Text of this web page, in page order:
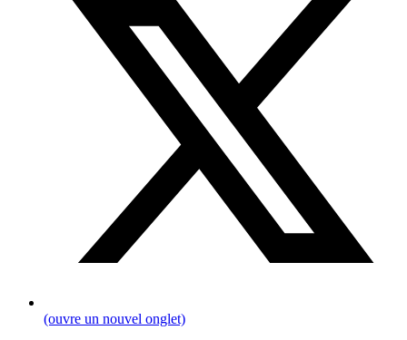
(ouvre un nouvel onglet)